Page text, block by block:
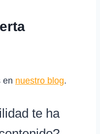
en nuestro blog.
te ha